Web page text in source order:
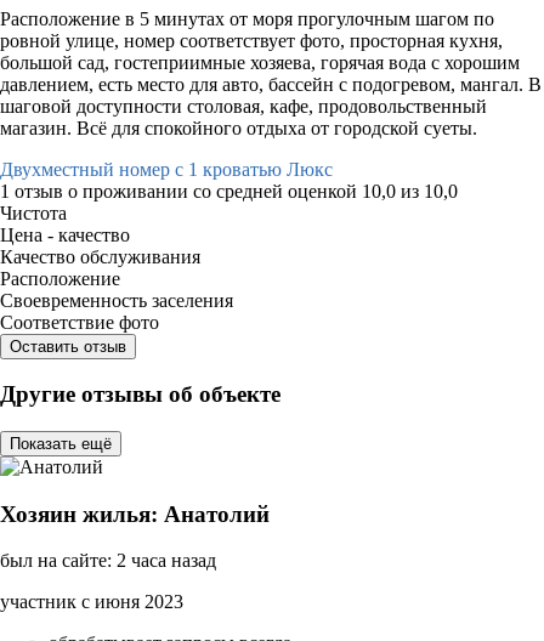
Расположение в 5 минутах от моря прогулочным шагом по
ровной улице, номер соответствует фото, просторная кухня,
большой сад, гостеприимные хозяева, горячая вода с хорошим
давлением, есть место для авто, бассейн с подогревом, мангал. В
шаговой доступности столовая, кафе, продовольственный
магазин. Всё для спокойного отдыха от городской суеты.
Двухместный номер с 1 кроватью Люкс
1 отзыв о проживании со средней оценкой 10,0 из 10,0
Чистота
Цена - качество
Качество обслуживания
Расположение
Своевременность заселения
Соответствие фото
Оставить отзыв
Другие отзывы об объекте
Показать ещё
Хозяин жилья: Анатолий
был на сайте: 2 часа назад
участник с июня 2023